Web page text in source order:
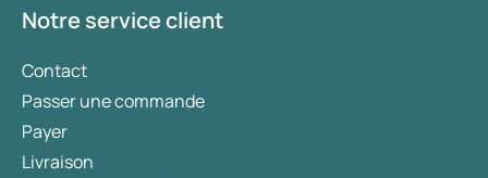
Notre service client
Contact
Passer une commande
Payer
Livraison